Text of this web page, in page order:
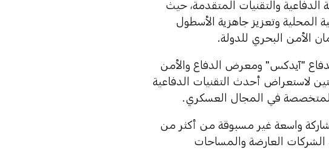
والتقنيات المتقدمة، حيث
المحلية وتعزيز جاهزية الأسطول
الأمن البحري للدولة.
"آيدكس" ومعرض الدفاع والأمن
عالميتين لاستعراض أحدث التقنيات الدفاعية
المتخصصة في المجال العسكري.
واسعة غير مسبوقة من أكثر من
الشركات العارضة والمساحات